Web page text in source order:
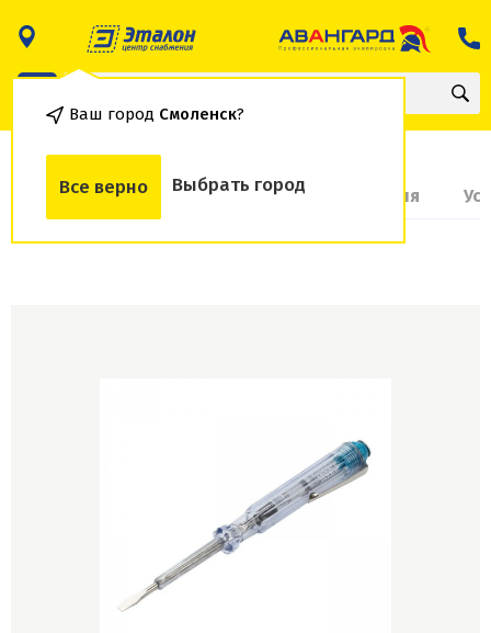
Ваш город Смоленск?
Все верно Выбрать город
О товаре Доставка и оплата Гарантия